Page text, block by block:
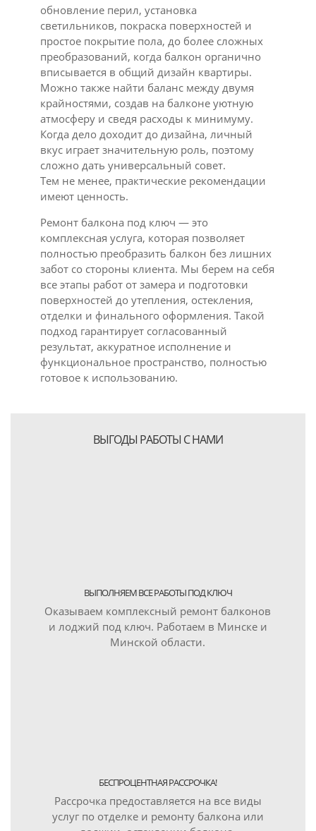
обновление перил, установка
светильников, покраска поверхностей и
простое покрытие пола, до более сложных
преобразований, когда балкон органично
вписывается в общий дизайн квартиры.
Можно также найти баланс между двумя
крайностями, создав на балконе уютную
атмосферу и сведя расходы к минимуму.
Когда дело доходит до дизайна, личный
вкус играет значительную роль, поэтому
сложно дать универсальный совет.
Тем не менее, практические рекомендации
имеют ценность.
Ремонт балкона под ключ — это
комплексная услуга, которая позволяет
полностью преобразить балкон без лишних
забот со стороны клиента. Мы берем на себя
все этапы работ от замера и подготовки
поверхностей до утепления, остекления,
отделки и финального оформления. Такой
подход гарантирует согласованный
результат, аккуратное исполнение и
функциональное пространство, полностью
готовое к использованию.
ВЫГОДЫ РАБОТЫ С НАМИ
ВЫПОЛНЯЕМ ВСЕ РАБОТЫ ПОД КЛЮЧ
Оказываем комплексный ремонт балконов
и лоджий под ключ. Работаем в Минске и
Минской области.
БЕСПРОЦЕНТНАЯ РАССРОЧКА!
Рассрочка предоставляется на все виды
услуг по отделке и ремонту балкона или